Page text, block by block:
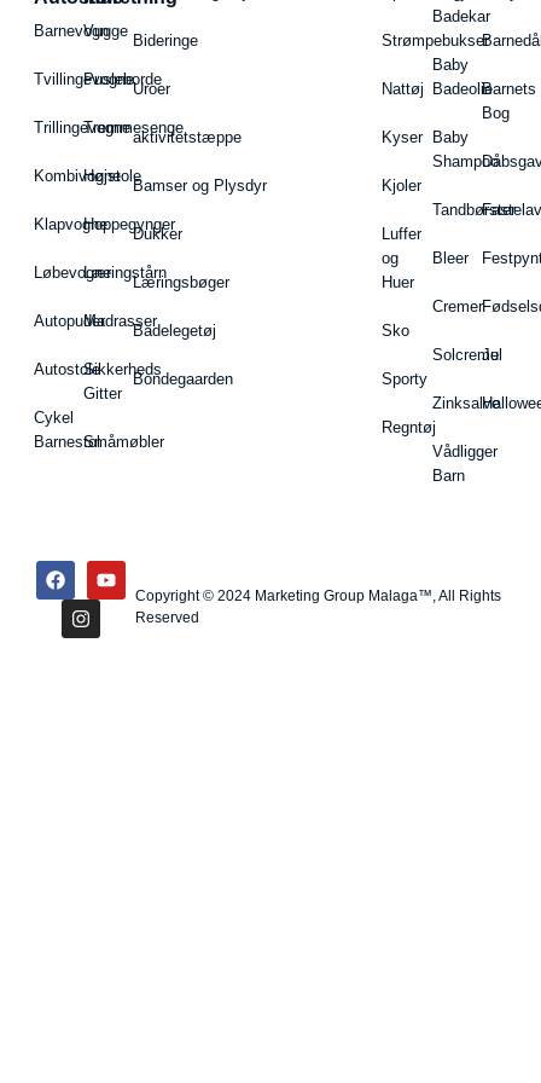
Barnevogn
Tvillingevogne
Trillingevogne
Kombivogne
Klapvogne
Løbevogne
Autopuder
Autostole
Cykel
Barnestol
Vugge
Pusleborde
Tremmesenge
Højstole
Hoppegynger
Læringstårn
Madrasser
Sikkerheds
Gitter
Småmøbler
Bideringe
Uroer
aktivitetstæppe
Bamser og Plysdyr
Dukker
Læringsbøger
Badelegetøj
Bondegaarden
Strømpebukser
Nattøj
Kyser
Kjoler
Luffer
og
Huer
Sko
Sporty
Regntøj
Badekar
Baby
Badeolie
Baby
Shampoo
Tandbørster
Bleer
Cremer
Solcreme
Zinksalve
Vådligger
Barn
Barnets
Bog
Jul
Copyright © 2024 Marketing Group Malaga™, All Rights
Reserved